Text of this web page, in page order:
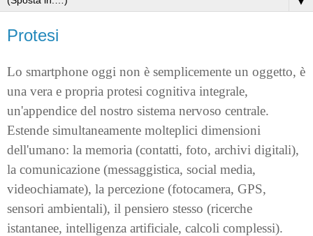
Protesi
Lo smartphone oggi non è semplicemente un oggetto, è
una vera e propria protesi cognitiva integrale,
un'appendice del nostro sistema nervoso centrale.
Estende simultaneamente molteplici dimensioni
dell'umano: la memoria (contatti, foto, archivi digitali),
la comunicazione (messaggistica, social media,
videochiamate), la percezione (fotocamera, GPS,
sensori ambientali), il pensiero stesso (ricerche
istantanee, intelligenza artificiale, calcoli complessi).